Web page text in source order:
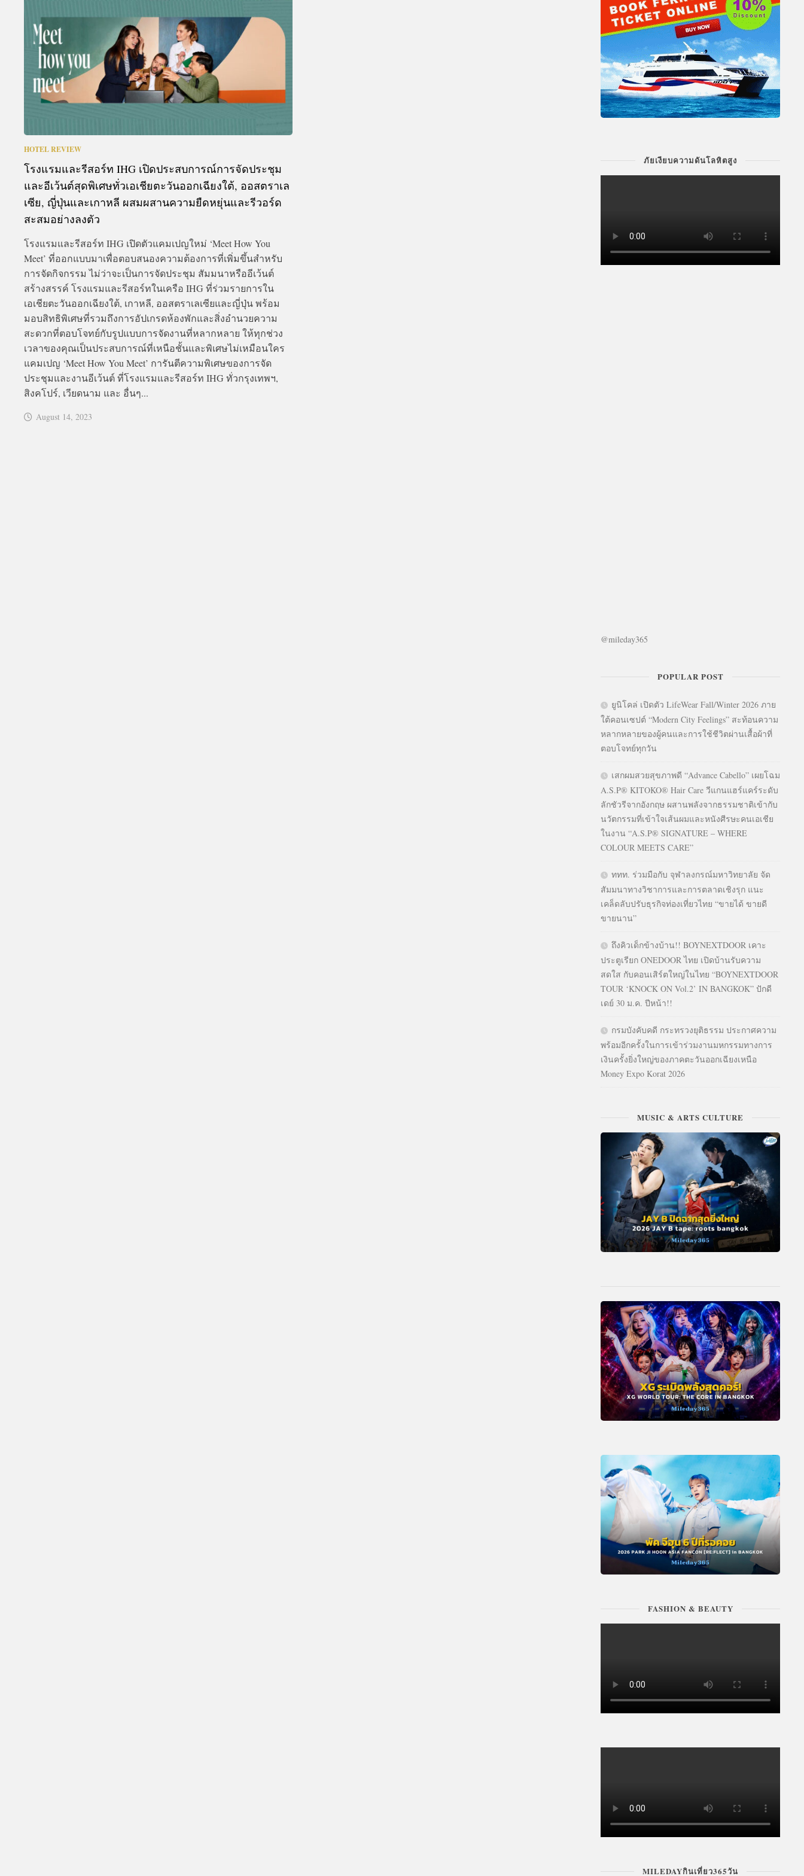
ACTIVITIES
HOTEL REVIEW
โรงแรมและรีสอร์ท IHG เปิดประสบการณ์การจัดประชุม
และอีเว้นต์สุดพิเศษทั่วเอเชียตะวันออกเฉียงใต้, ออสตราเล
เซีย, ญี่ปุ่นและเกาหลี ผสมผสานความยืดหยุ่นและรีวอร์ด
สะสมอย่างลงตัว
โรงแรมและรีสอร์ท IHG เปิดตัวแคมเปญใหม่ ‘Meet How You
Meet’ ที่ออกแบบมาเพื่อตอบสนองความต้องการที่เพิ่มขึ้นสำหรับ
การจัดกิจกรรม ไม่ว่าจะเป็นการจัดประชุม สัมมนาหรืออีเว้นต์
สร้างสรรค์ โรงแรมและรีสอร์ทในเครือ IHG ที่ร่วมรายการใน
เอเชียตะวันออกเฉียงใต้, เกาหลี, ออสตราเลเซียและญี่ปุ่น พร้อม
มอบสิทธิพิเศษที่รวมถึงการอัปเกรดห้องพักและสิ่งอำนวยความ
สะดวกที่ตอบโจทย์กับรูปแบบการจัดงานที่หลากหลาย ให้ทุกช่วง
เวลาของคุณเป็นประสบการณ์ที่เหนือชั้นและพิเศษไม่เหมือนใคร
แคมเปญ ‘Meet How You Meet’ การันตีความพิเศษของการจัด
ประชุมและงานอีเว้นต์ ที่โรงแรมและรีสอร์ท IHG ทั่วกรุงเทพฯ,
สิงคโปร์, เวียดนาม และ อื่นๆ...
August 14, 2023
ภัยเงียบความดันโลหิตสูง
@mileday365
POPULAR POST
ยูนิโคล่ เปิดตัว LifeWear Fall/Winter 2026 ภาย
ใต้คอนเซปต์ “Modern City Feelings” สะท้อนความ
หลากหลายของผู้คนและการใช้ชีวิตผ่านเสื้อผ้าที่
ตอบโจทย์ทุกวัน
เสกผมสวยสุขภาพดี “Advance Cabello” เผยโฉม
A.S.P® KITOKO® Hair Care วีแกนแฮร์แคร์ระดับ
ลักชัวรีจากอังกฤษ ผสานพลังจากธรรมชาติเข้ากับ
นวัตกรรมที่เข้าใจเส้นผมและหนังศีรษะคนเอเชีย
ในงาน “A.S.P® SIGNATURE – WHERE
COLOUR MEETS CARE”
ททท. ร่วมมือกับ จุฬาลงกรณ์มหาวิทยาลัย จัด
สัมมนาทางวิชาการและการตลาดเชิงรุก แนะ
เคล็ดลับปรับธุรกิจท่องเที่ยวไทย “ขายได้ ขายดี
ขายนาน”
ถึงคิวเด็กข้างบ้าน!! BOYNEXTDOOR เคาะ
ประตูเรียก ONEDOOR ไทย เปิดบ้านรับความ
สดใส กับคอนเสิร์ตใหญ่ในไทย “BOYNEXTDOOR
TOUR ‘KNOCK ON Vol.2’ IN BANGKOK” ปักดี
เดย์ 30 ม.ค. ปีหน้า!!
กรมบังคับคดี กระทรวงยุติธรรม ประกาศความ
พร้อมอีกครั้งในการเข้าร่วมงานมหกรรมทางการ
เงินครั้งยิ่งใหญ่ของภาคตะวันออกเฉียงเหนือ
Money Expo Korat 2026
MUSIC & ARTS CULTURE
FASHION & BEAUTY
MILEDAYกินเที่ยว365วัน